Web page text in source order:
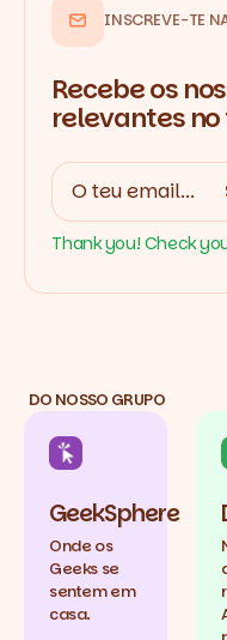
INSCREVE-TE
Recebe os
relevantes
Thank you! Check
DO NOSSO GRUPO
GeekSphere
Onde os
Geeks se
sentem em
casa.